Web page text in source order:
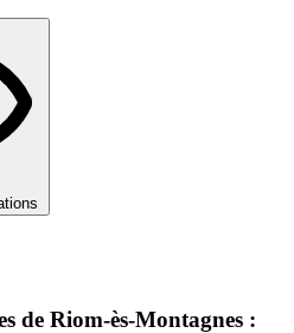
de Riom-ès-Montagnes :